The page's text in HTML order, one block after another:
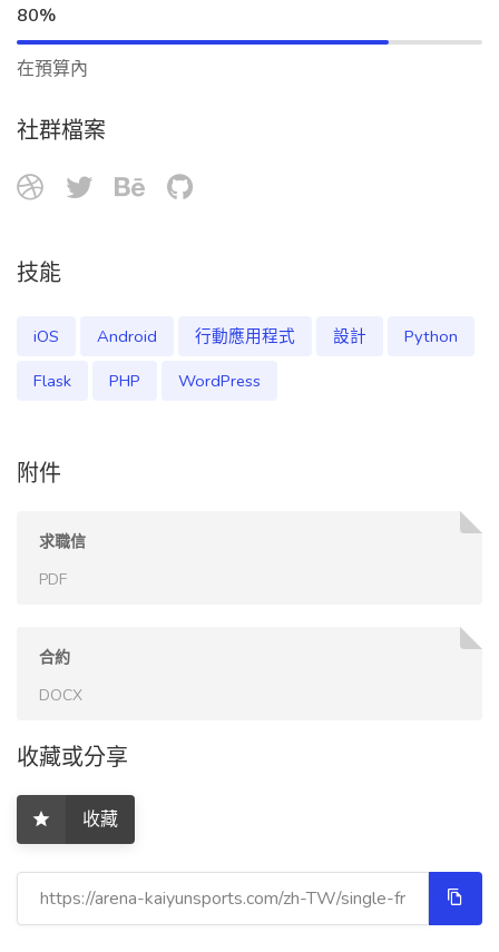
80%
在預算內
社群檔案
技能
iOS Android 行動應用程式 設計
Python
Flask
PHP WordPress
附件
求職信
PDF
合約
DOCX
收藏或分享
收藏